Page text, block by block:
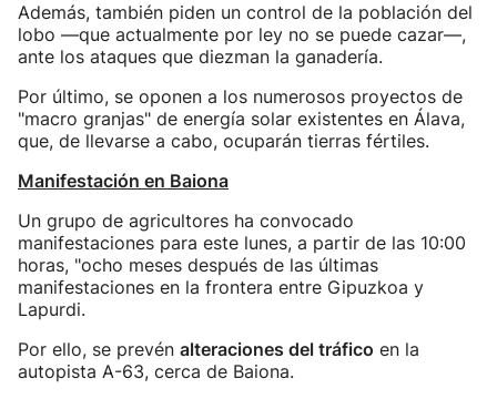
Además, también piden un control de la población del
lobo —que actualmente por ley no se puede cazar—,
ante los ataques que diezman la ganadería.
Por último, se oponen a los numerosos proyectos de
"macro granjas" de energía solar existentes en Álava,
que, de llevarse a cabo, ocuparán tierras fértiles.
Manifestación en Baiona
Un grupo de agricultores ha convocado
manifestaciones para este lunes, a partir de las 10:00
horas, "ocho meses después de las últimas
manifestaciones en la frontera entre Gipuzkoa y
Lapurdi.
Por ello, se prevén alteraciones del tráfico en la
autopista A-63, cerca de Baiona.